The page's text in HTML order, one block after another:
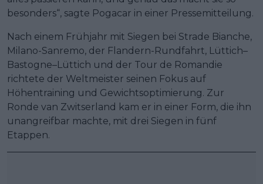
besonders“, sagte Pogacar in einer Pressemitteilung.
Nach einem Frühjahr mit Siegen bei Strade Bianche,
Milano-Sanremo, der Flandern-Rundfahrt, Lüttich–
Bastogne–Lüttich und der Tour de Romandie
richtete der Weltmeister seinen Fokus auf
Höhentraining und Gewichtsoptimierung. Zur
Ronde van Zwitserland kam er in einer Form, die ihn
unangreifbar machte, mit drei Siegen in fünf
Etappen.